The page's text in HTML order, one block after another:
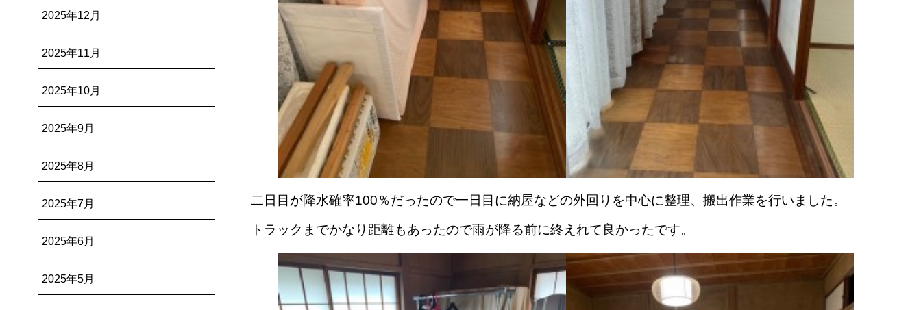
2025年12月
2025年11月
2025年10月
2025年9月
2025年8月
2025年7月
2025年6月
2025年5月
二日目が降水確率100％だったので一日目に納屋などの外回りを中心に整理、搬出作業を行いました。
トラックまでかなり距離もあったので雨が降る前に終えれて良かったです。